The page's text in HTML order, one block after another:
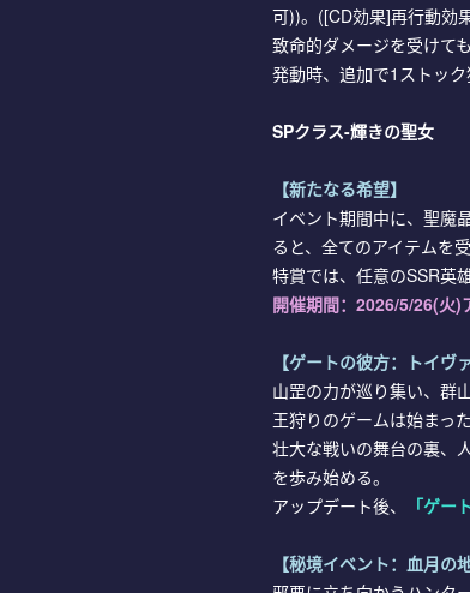
可))。([CD効果]再行動効
致命的ダメージを受けて
発動時、追加で1ストッ
SPクラス-輝きの聖女
【新たなる希望】
イベント期間中に、聖魔
ると、全てのアイテムを
特賞では、任意のSSR英
開催期間： 2026/5/26(火)
【ゲートの彼方：トイ
山罡の力が巡り集い、群
王狩りのゲームは始ま
壮大な戦いの舞台の裏、
を歩み始める。
アップデート後、
「ゲ
【秘境イベント：血月の地